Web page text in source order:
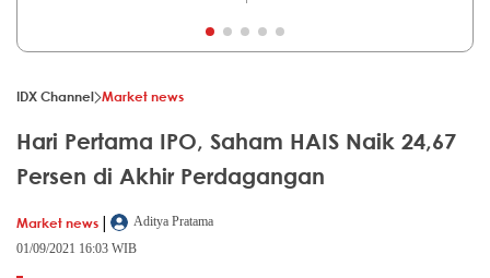
IDX Channel Market news
Hari Pertama IPO, Saham HAIS Naik 24,67
Persen di Akhir Perdagangan
Market news |
Aditya Pratama
01/09/2021 16:03 WIB